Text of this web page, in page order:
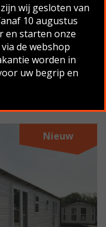
CV
Nieuw
wij gesloten van
10 augustus
en starten onze
de webshop
worden in
uw begrip en